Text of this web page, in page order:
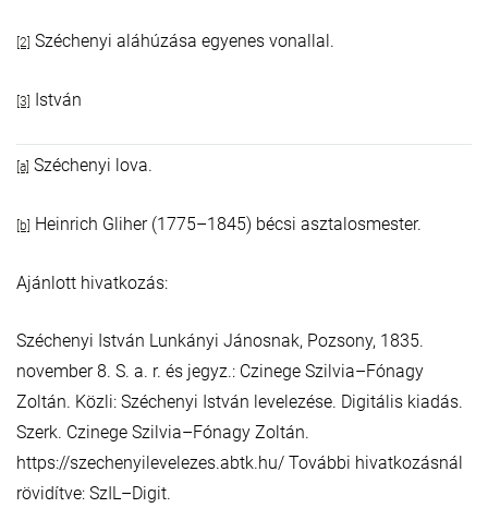
[2] Széchenyi aláhúzása egyenes vonallal.
[3] István
[a] Széchenyi lova.
[b] Heinrich Gliher (1775–1845) bécsi asztalosmester.
Ajánlott hivatkozás:
Széchenyi István Lunkányi Jánosnak, Pozsony, 1835.
november 8. S. a. r. és jegyz.: Czinege Szilvia–Fónagy
Zoltán. Közli: Széchenyi István levelezése. Digitális kiadás.
Szerk. Czinege Szilvia–Fónagy Zoltán.
https://szechenyilevelezes.abtk.hu/ További hivatkozásnál
rövidítve: SzIL–Digit.